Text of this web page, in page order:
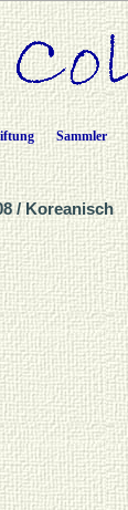
Sammler
/ Koreanisch